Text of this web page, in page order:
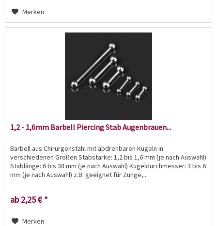
Merken
1,2 - 1,6mm Barbell Piercing Stab Augenbrauen...
Barbell aus Chirurgenstahl mit abdrehbaren Kugeln in
verschiedenen Größen Stabstärke: 1,2 bis 1,6 mm (je nach Auswahl)
Stablänge: 6 bis 38 mm (je nach Auswahl) Kugeldurchmesser: 3 bis 6
mm (je nach Auswahl) z.B. geeignet für Zunge,...
ab 2,25 € *
Merken